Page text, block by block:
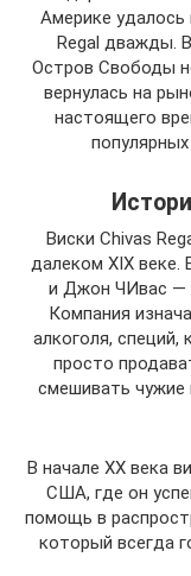
Америке удалось
Regal дважды.
Остров Свободы
вернулась на
настоящего
Виски Chivas
далеком XIX
и Джон ЧИвас —
Компания
алкоголя, специй,
просто
смешивать чужие
В начале XX века
США, где он
помощь в
который всегда